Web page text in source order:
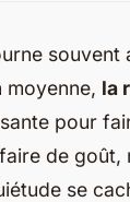
moyenne, la
pour
de
se